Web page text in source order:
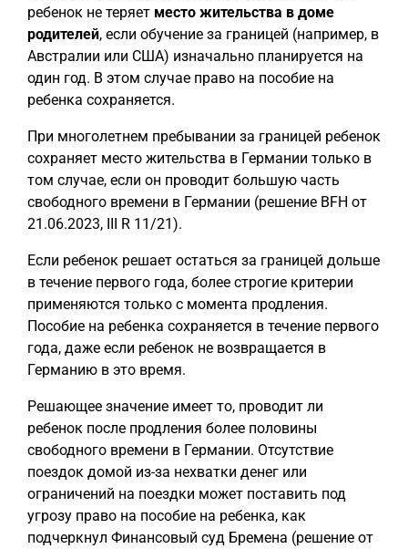
ребенок не теряет место жительства в доме
родителей, если обучение за границей (например, в
Австралии или США) изначально планируется на
один год. В этом случае право на пособие на
ребенка сохраняется.
При многолетнем пребывании за границей ребенок
сохраняет место жительства в Германии только в
том случае, если он проводит большую часть
свободного времени в Германии (решение BFH от
21.06.2023, III R 11/21).
Если ребенок решает остаться за границей дольше
в течение первого года, более строгие критерии
применяются только с момента продления.
Пособие на ребенка сохраняется в течение первого
года, даже если ребенок не возвращается в
Германию в это время.
Решающее значение имеет то, проводит ли
ребенок после продления более половины
свободного времени в Германии. Отсутствие
поездок домой из-за нехватки денег или
ограничений на поездки может поставить под
угрозу право на пособие на ребенка, как
подчеркнул Финансовый суд Бремена (решение от